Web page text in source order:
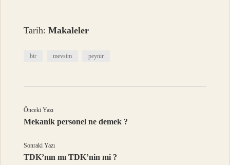
Tarih:Makaleler
bir mevsim peynir
Önceki Yazı
Mekanik personel ne demek ?
Sonraki Yazı
TDK’nın mı TDK’nin mi ?